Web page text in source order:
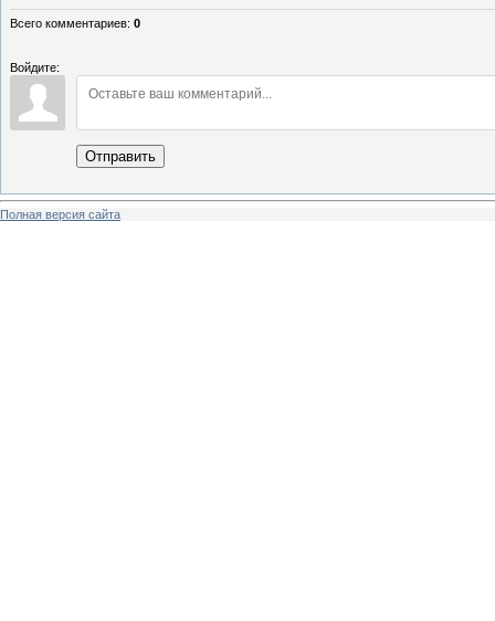
Всего комментариев: 0
Войдите:
Отправить
Полная версия сайта